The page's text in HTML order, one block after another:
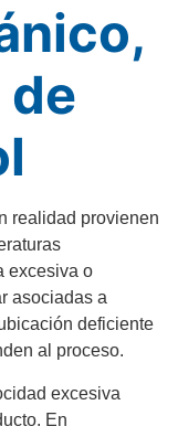
realidad provienen
excesiva o
asociadas a
deficiente
al proceso.
excesiva
En